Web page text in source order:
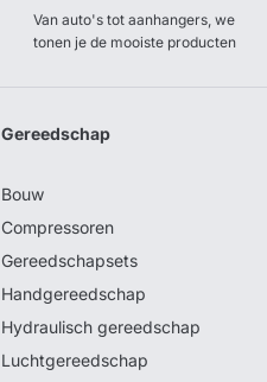
Van auto's tot aanhangers, we
tonen je de mooiste producten
Gereedschap
Bouw
Compressoren
Gereedschapsets
Handgereedschap
Hydraulisch gereedschap
Luchtgereedschap